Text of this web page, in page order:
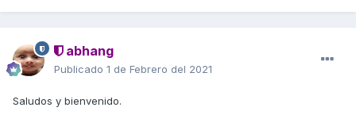
abhang
Publicado 1 de Febrero del 2021
Saludos y bienvenido.